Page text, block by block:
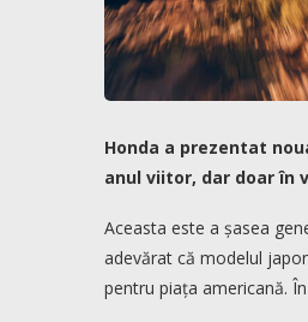
Honda a prezentat
anul viitor, dar doar în
Aceasta este a șasea
adevărat că modelul
pentru piața americană.